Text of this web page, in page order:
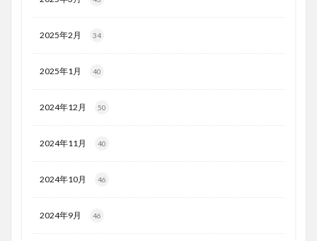
2025年2月 34
2025年1月 40
2024年12月 50
2024年11月 40
2024年10月 46
2024年9月 46